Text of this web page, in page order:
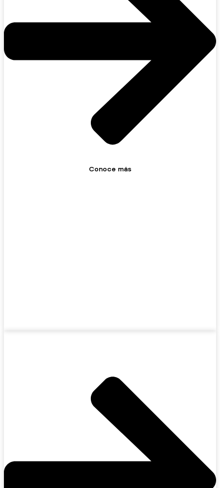
Conoce más